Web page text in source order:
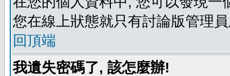
您在線上狀態就只有討論版管理
回頂端
我遺失密碼了, 該怎麼辦!